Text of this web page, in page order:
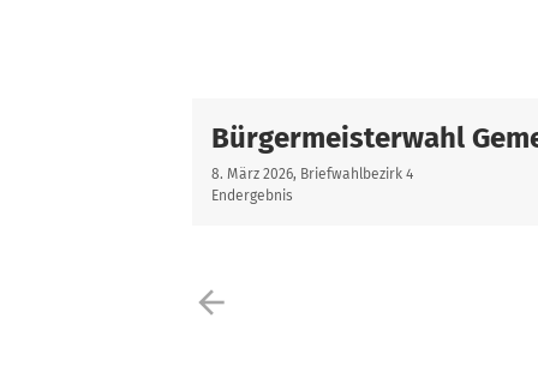
Bürgermeisterwahl
8. März 2026, Briefwahlbezirk 4
Endergebnis
arrow_back